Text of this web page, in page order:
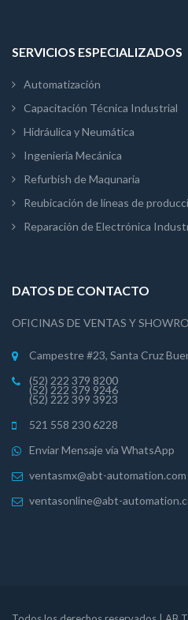
SERVICIOS ESPECIALIZADOS
Automatización
Capacitación Técnica Industrial
Hidráulica y Neumática
Ingeniería Mecánica
Refurbish de Maqunaria
Reubicación de líneas de
Reparación de Electrónica
DATOS DE CONTACTO
OFICINAS DE VENTAS Y
Campestre #23, Santa Cruz
(52) 222 379 8200
(52) 222 379 9246
(52) 222 399 3923
521 558 230 6228
Enviar Mensaje vía WhatsApp
ventasmx@abt-automation.com
ventasonline@abt-